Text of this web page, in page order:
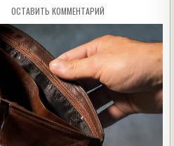
ОСТАВИТЬ КОММЕНТАРИЙ